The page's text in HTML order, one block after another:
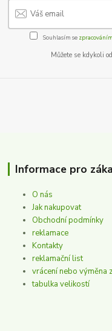
Souhlasím se
Můžete se kdykoli
Informace pro
O nás
Jak nakupovat
Obchodní podmínky
reklamace
Kontakty
reklamační list
vrácení nebo výměna
tabulka velikostí